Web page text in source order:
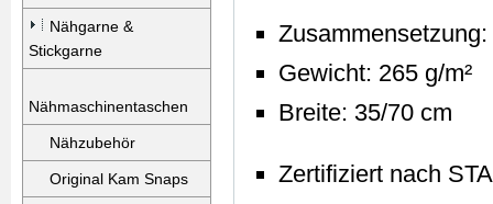
Nähgarne &
Stickgarne
Nähmaschinentaschen
Nähzubehör
Original Kam Snaps
Gewicht: 265 g/m²
Breite: 35/70 cm
Zertifiziert nach